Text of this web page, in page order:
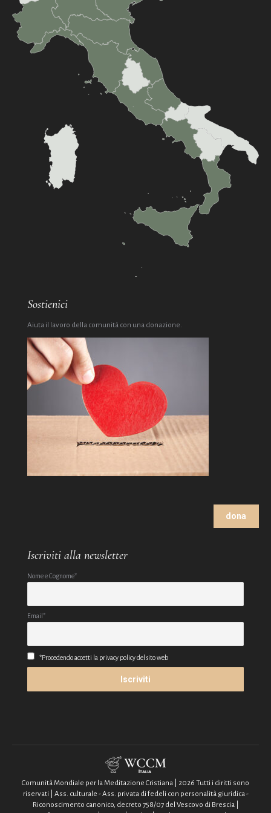
Sostienici
Aiuta il lavoro della comunità con una donazione.
dona
Iscriviti alla newsletter
Nome e Cognome*
Email*
*Procedendo accetti la privacy policy del sito web
Comunità Mondiale per la Meditazione Cristiana | 2026 Tutti i diritti sono
riservati | Ass. culturale - Ass. privata di fedeli con personalità giuridica -
Riconoscimento canonico, decreto 758/07 del Vescovo di Brescia |